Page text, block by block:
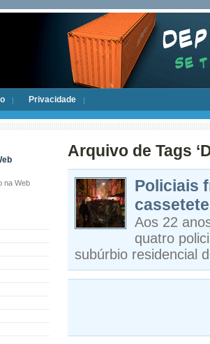
Privacidade
Arquivo de Tags
Policiais
Aos 22
quatro
subúrbio residencial